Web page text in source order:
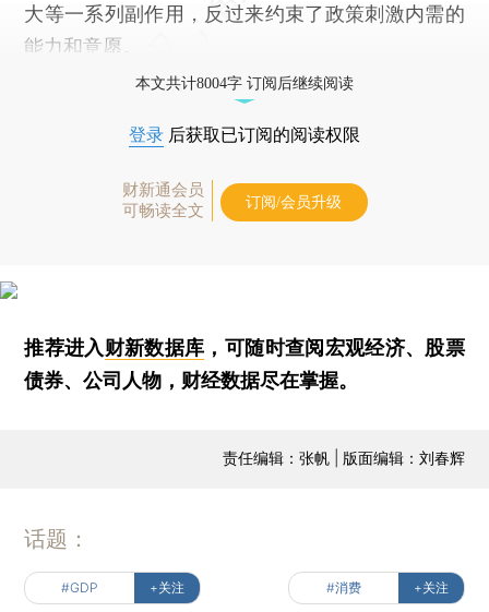
大等一系列副作用，反过来约束了政策刺激内需的
能力和意愿。
本文共计8004字 订阅后继续阅读
登录 后获取已订阅的阅读权限
财新通会员
可畅读全文
订阅/会员升级
推荐进入财新数据库 ，可随时查阅宏观经济、股票
债券、公司人物，财经数据尽在掌握。
责任编辑：张帆 | 版面编辑：刘春辉
话题：
#GDP +关注 #消费 +关注